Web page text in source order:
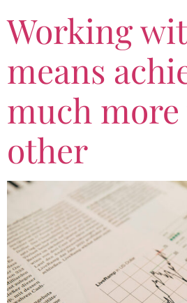
Working
means
much
other